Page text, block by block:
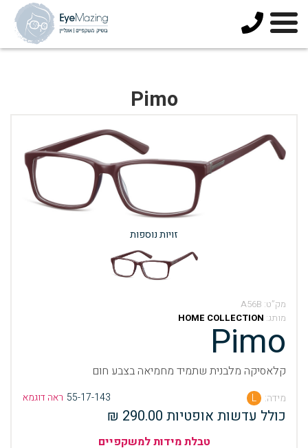
3744678
Pimo
זויות נוספות
מק”ט: A56B
מותג: HOME COLLECTION
Pimo
קלאסיקה מלבנית שתמיד מחמיאה בצבע חום
מידה: L
55-17-143 ראה דוגמא
כולל עדשות אופטיות 290.00 ₪
טבלת מידות למשקפיים